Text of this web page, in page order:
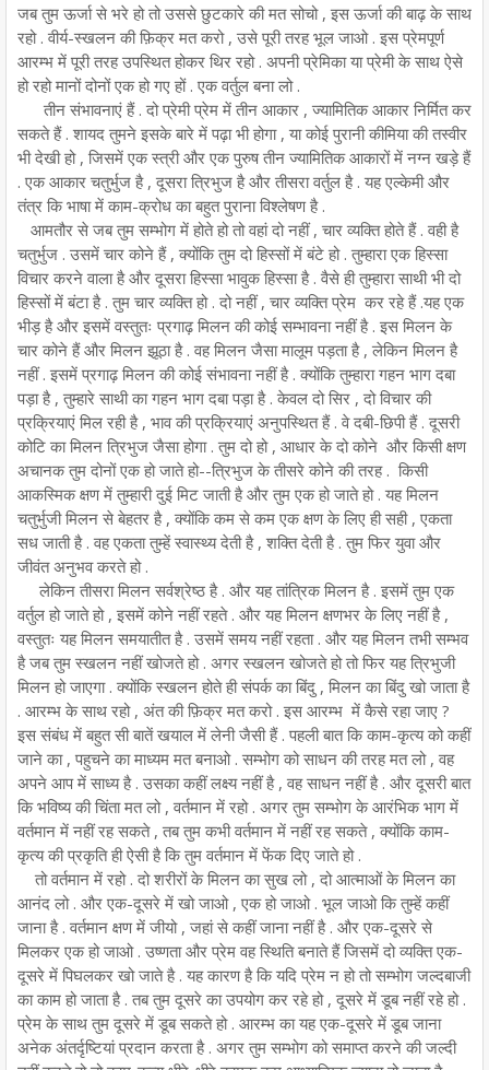
जब तुम ऊर्जा से भरे हो तो उससे छुटकारे की मत सोचो , इस ऊर्जा की बाढ़ के साथ
रहो . वीर्य-स्खलन की फ़िक्र मत करो , उसे पूरी तरह भूल जाओ . इस प्रेमपूर्ण
आरम्भ में पूरी तरह उपस्थित होकर थिर रहो . अपनी प्रेमिका या प्रेमी के साथ ऐसे
हो रहो मानों दोनों एक हो गए हों . एक वर्तुल बना लो .
तीन संभावनाएं हैं . दो प्रेमी प्रेम में तीन आकार , ज्यामितिक आकार निर्मित कर
सकते हैं . शायद तुमने इसके बारे में पढ़ा भी होगा , या कोई पुरानी कीमिया की तस्वीर
भी देखी हो , जिसमें एक स्त्री और एक पुरुष तीन ज्यामितिक आकारों में नग्न खड़े हैं
. एक आकार चतुर्भुज है , दूसरा त्रिभुज है और तीसरा वर्तुल है . यह एल्केमी और
तंत्र कि भाषा में काम-क्रोध का बहुत पुराना विश्लेषण है .
आमतौर से जब तुम सम्भोग में होते हो तो वहां दो नहीं , चार व्यक्ति होते हैं . वही है
चतुर्भुज . उसमें चार कोने हैं , क्योंकि तुम दो हिस्सों में बंटे हो . तुम्हारा एक हिस्सा
विचार करने वाला है और दूसरा हिस्सा भावुक हिस्सा है . वैसे ही तुम्हारा साथी भी दो
हिस्सों में बंटा है . तुम चार व्यक्ति हो . दो नहीं , चार व्यक्ति प्रेम कर रहे हैं .यह एक
भीड़ है और इसमें वस्तुतः प्रगाढ़ मिलन की कोई सम्भावना नहीं है . इस मिलन के
चार कोने हैं और मिलन झूठा है . वह मिलन जैसा मालूम पड़ता है , लेकिन मिलन है
नहीं . इसमें प्रगाढ़ मिलन की कोई संभावना नहीं है . क्योंकि तुम्हारा गहन भाग दबा
पड़ा है , तुम्हारे साथी का गहन भाग दबा पड़ा है . केवल दो सिर , दो विचार की
प्रक्रियाएं मिल रही है , भाव की प्रक्रियाएं अनुपस्थित हैं . वे दबी-छिपी हैं . दूसरी
कोटि का मिलन त्रिभुज जैसा होगा . तुम दो हो , आधार के दो कोने और किसी क्षण
अचानक तुम दोनों एक हो जाते हो--त्रिभुज के तीसरे कोने की तरह . किसी
आकस्मिक क्षण में तुम्हारी दुई मिट जाती है और तुम एक हो जाते हो . यह मिलन
चतुर्भुजी मिलन से बेहतर है , क्योंकि कम से कम एक क्षण के लिए ही सही , एकता
सध जाती है . वह एकता तुम्हें स्वास्थ्य देती है , शक्ति देती है . तुम फिर युवा और
जीवंत अनुभव करते हो .
लेकिन तीसरा मिलन सर्वश्रेष्ठ है . और यह तांत्रिक मिलन है . इसमें तुम एक
वर्तुल हो जाते हो , इसमें कोने नहीं रहते . और यह मिलन क्षणभर के लिए नहीं है ,
वस्तुतः यह मिलन समयातीत है . उसमें समय नहीं रहता . और यह मिलन तभी सम्भव
है जब तुम स्खलन नहीं खोजते हो . अगर स्खलन खोजते हो तो फिर यह त्रिभुजी
मिलन हो जाएगा . क्योंकि स्खलन होते ही संपर्क का बिंदु , मिलन का बिंदु खो जाता है
. आरम्भ के साथ रहो , अंत की फ़िक्र मत करो . इस आरम्भ में कैसे रहा जाए ?
इस संबंध में बहुत सी बातें खयाल में लेनी जैसी हैं . पहली बात कि काम-कृत्य को कहीं
जाने का , पहुचने का माध्यम मत बनाओ . सम्भोग को साधन की तरह मत लो , वह
अपने आप में साध्य है . उसका कहीं लक्ष्य नहीं है , वह साधन नहीं है . और दूसरी बात
कि भविष्य की चिंता मत लो , वर्तमान में रहो . अगर तुम सम्भोग के आरंभिक भाग में
वर्तमान में नहीं रह सकते , तब तुम कभी वर्तमान में नहीं रह सकते , क्योंकि काम-
कृत्य की प्रकृति ही ऐसी है कि तुम वर्तमान में फेंक दिए जाते हो .
तो वर्तमान में रहो . दो शरीरों के मिलन का सुख लो , दो आत्माओं के मिलन का
आनंद लो . और एक-दूसरे में खो जाओ , एक हो जाओ . भूल जाओ कि तुम्हें कहीं
जाना है . वर्तमान क्षण में जीयो , जहां से कहीं जाना नहीं है . और एक-दूसरे से
मिलकर एक हो जाओ . उष्णता और प्रेम वह स्थिति बनाते हैं जिसमें दो व्यक्ति एक-
दूसरे में पिघलकर खो जाते है . यह कारण है कि यदि प्रेम न हो तो सम्भोग जल्दबाजी
का काम हो जाता है . तब तुम दूसरे का उपयोग कर रहे हो , दूसरे में डूब नहीं रहे हो .
प्रेम के साथ तुम दूसरे में डूब सकते हो . आरम्भ का यह एक-दूसरे में डूब जाना
अनेक अंतर्दृष्टियां प्रदान करता है . अगर तुम सम्भोग को समाप्त करने की जल्दी